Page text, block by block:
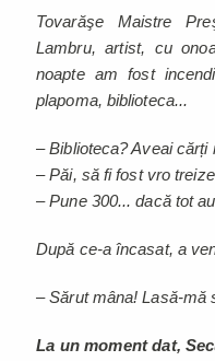
Tovarăşe Maistre
Lambru, artist, cu
noapte am fost
plapoma, biblioteca...
– Biblioteca? Aveai cărți
– Păi, să fi fost vro
– Pune 300... dacă tot
După ce-a încasat, a
– Sărut mâna! Lasă-mă
La un moment dat,